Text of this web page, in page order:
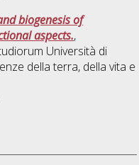
biogenesis of
aspects.,
Università di
della terra, della vita e